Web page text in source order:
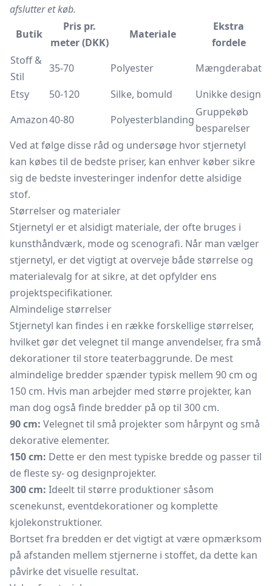
afslutter et køb.
Butik
Pris pr.
meter (DKK)
Materiale
Ekstra
fordele
Stoff &
Stil
35-70 Polyester
Mængderabat
Etsy
50-120 Silke, bomuld
Unikke design
Amazon40-80 Polyesterblanding
Gruppekøb
besparelser
Ved at følge disse råd og undersøge hvor stjernetyl
kan købes til de bedste priser, kan enhver køber sikre
sig de bedste investeringer indenfor dette alsidige
stof.
Størrelser og materialer
Stjernetyl er et alsidigt materiale, der ofte bruges i
kunsthåndværk, mode og scenografi. Når man vælger
stjernetyl, er det vigtigt at overveje både størrelse og
materialevalg for at sikre, at det opfylder ens
projektspecifikationer.
Almindelige størrelser
Stjernetyl kan findes i en række forskellige størrelser,
hvilket gør det velegnet til mange anvendelser, fra små
dekorationer til store teaterbaggrunde. De mest
almindelige bredder spænder typisk mellem 90 cm og
150 cm. Hvis man arbejder med større projekter, kan
man dog også finde bredder på op til 300 cm.
90 cm: Velegnet til små projekter som hårpynt og små
dekorative elementer.
150 cm: Dette er den mest typiske bredde og passer til
de fleste sy- og designprojekter.
300 cm: Ideelt til større produktioner såsom
scenekunst, eventdekorationer og komplette
kjolekonstruktioner.
Bortset fra bredden er det vigtigt at være opmærksom
på afstanden mellem stjernerne i stoffet, da dette kan
påvirke det visuelle resultat.